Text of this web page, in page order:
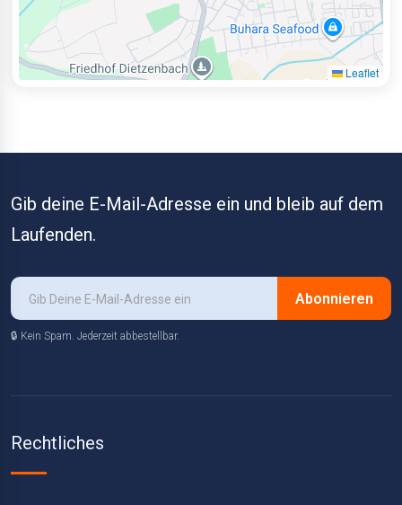
Leaflet
Gib deine E-Mail-Adresse ein und bleib auf dem
Laufenden.
Abonnieren
🔒 Kein Spam. Jederzeit abbestellbar.
Rechtliches